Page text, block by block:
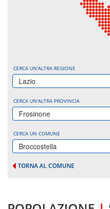
CERCA UN'ALTRA REGIONE
Lazio
CERCA UN'ALTRA PROVINCIA
Frosinone
CERCA UN COMUNE
Broccostella
TORNA AL COMUNE